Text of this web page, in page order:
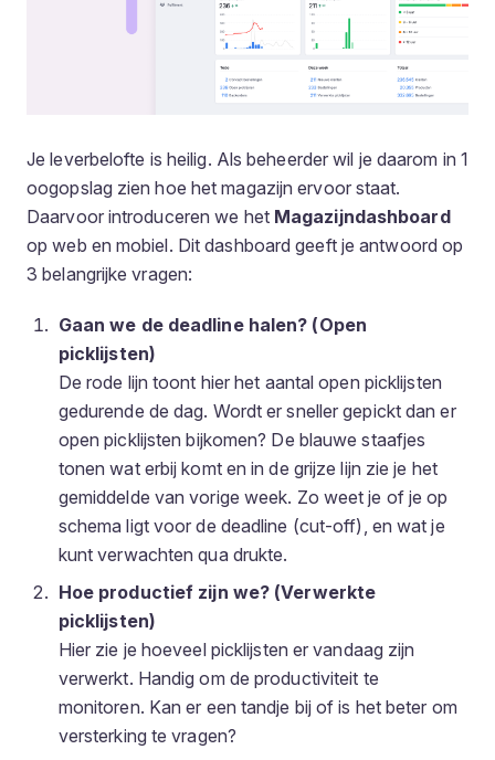
Je leverbelofte is heilig. Als beheerder wil je daarom in 1
oogopslag zien hoe het magazijn ervoor staat.
Daarvoor introduceren we het Magazijndashboard
op web en mobiel. Dit dashboard geeft je antwoord op
3 belangrijke vragen:
Gaan we de deadline halen? (Open
picklijsten)
De rode lijn toont hier het aantal open picklijsten
gedurende de dag. Wordt er sneller gepickt dan er
open picklijsten bijkomen? De blauwe staafjes
tonen wat erbij komt en in de grijze lijn zie je het
gemiddelde van vorige week. Zo weet je of je op
schema ligt voor de deadline (cut-off), en wat je
kunt verwachten qua drukte.
Hoe productief zijn we? (Verwerkte
picklijsten)
Hier zie je hoeveel picklijsten er vandaag zijn
verwerkt. Handig om de productiviteit te
monitoren. Kan er een tandje bij of is het beter om
versterking te vragen?